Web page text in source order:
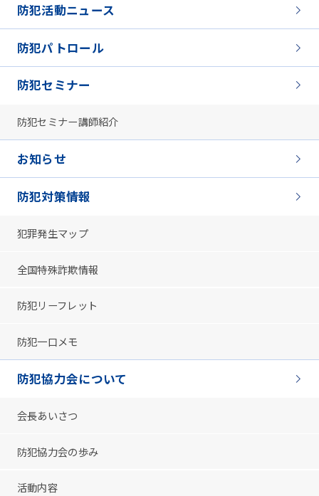
防犯活動ニュース
防犯パトロール
防犯セミナー
防犯セミナー講師紹介
お知らせ
防犯対策情報
犯罪発生マップ
全国特殊詐欺情報
防犯リーフレット
防犯一口メモ
防犯協力会について
会長あいさつ
防犯協力会の歩み
活動内容